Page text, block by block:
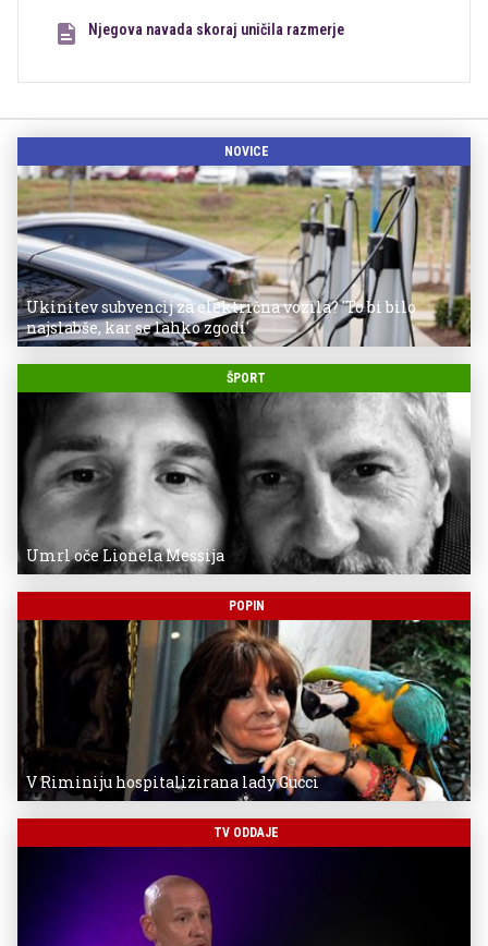
Njegova navada skoraj uničila razmerje
NOVICE
Ukinitev subvencij za električna vozila? 'To bi bilo
najslabše, kar se lahko zgodi'
ŠPORT
Umrl oče Lionela Messija
POPIN
V Riminiju hospitalizirana lady Gucci
TV ODDAJE